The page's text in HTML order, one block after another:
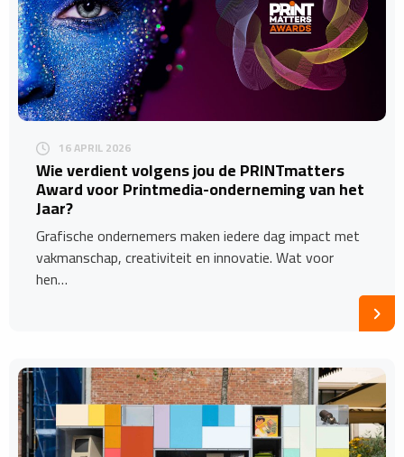
16 APRIL 2026
Wie verdient volgens jou de PRINTmatters
Award voor Printmedia-onderneming van het
Jaar?
Grafische ondernemers maken iedere dag impact met
vakmanschap, creativiteit en innovatie. Wat voor
hen…